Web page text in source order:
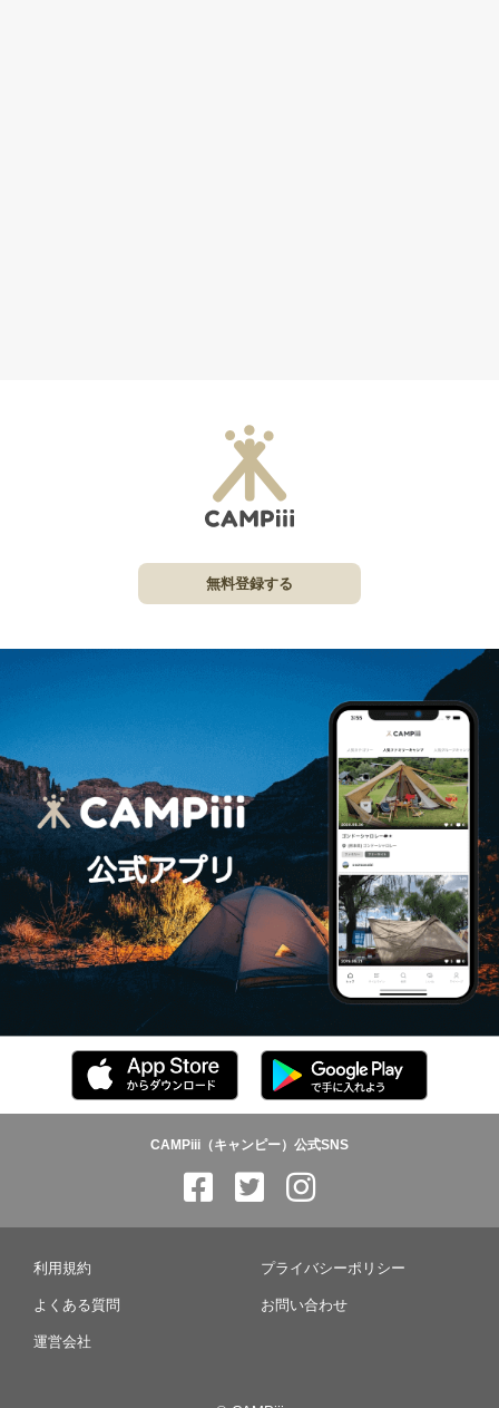
無料登録する
CAMPiii（キャンピー）公式SNS
利用規約 プライバシーポリシー
よくある質問 お問い合わせ
運営会社